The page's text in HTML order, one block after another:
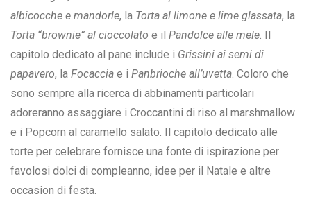
albicocche e mandorle, la Torta al limone e lime glassata, la
Torta “brownie” al cioccolato e il Pandolce alle mele . Il
capitolo dedicato al pane include i Grissini ai semi di
papavero, la Focaccia e i Panbrioche all’uvetta . Coloro che
sono sempre alla ricerca di abbinamenti particolari
adoreranno assaggiare i Croccantini di riso al marshmallow
e i Popcorn al caramello salato. Il capitolo dedicato alle
torte per celebrare fornisce una fonte di ispirazione per
favolosi dolci di compleanno, idee per il Natale e altre
occasion di festa.